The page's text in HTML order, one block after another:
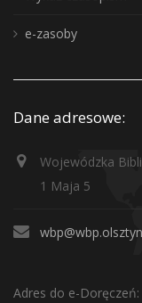
e-zasoby
Dane adresowe:
Wojewódzka
1 Maja 5
Adres do e-Doręczeń: